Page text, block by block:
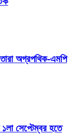
তারা অগ্রপথিক-এমপি
১লা সেপ্টেম্বর হতে